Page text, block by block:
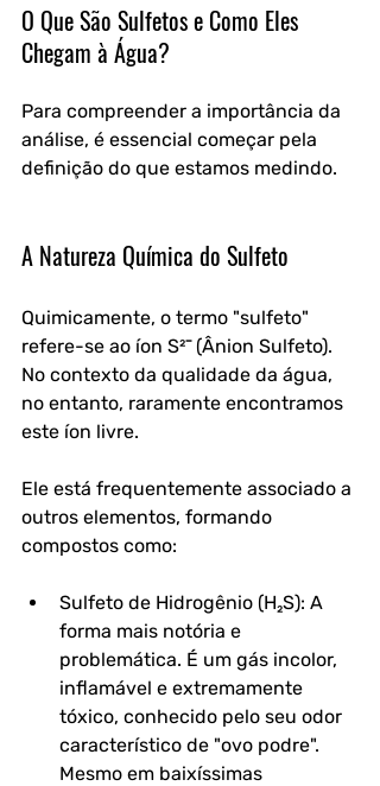
O Que São Sulfetos e Como Eles
Chegam à Água?
Para compreender a importância da
análise, é essencial começar pela
definição do que estamos medindo.
A Natureza Química do Sulfeto
Quimicamente, o termo "sulfeto"
refere-se ao íon S²⁻ (Ânion Sulfeto).
No contexto da qualidade da água,
no entanto, raramente encontramos
este íon livre.
Ele está frequentemente associado a
outros elementos, formando
compostos como:
Sulfeto de Hidrogênio (H₂S): A
forma mais notória e
problemática. É um gás incolor,
inflamável e extremamente
tóxico, conhecido pelo seu odor
característico de "ovo podre".
Mesmo em baixíssimas